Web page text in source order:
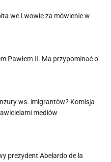
we Lwowie za mówienie w
Pawłem II. Ma przypominać o
ws. imigrantów? Komisja
mediów
prezydent Abelardo de la